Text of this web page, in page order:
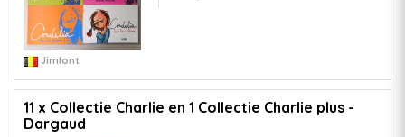
Jimlont
11 x Collectie Charlie en 1 Collectie Charlie plus -
Dargaud